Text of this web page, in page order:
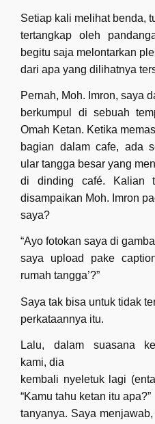
Setiap kali melihat benda,
tertangkap oleh
begitu saja melontarkan
dari apa yang dilihatnya
Pernah, Moh. Imron, saya
berkumpul di sebuah
Omah Ketan. Ketika
bagian dalam cafe, ada
ular tangga besar yang
di dinding café. Kalian
disampaikan Moh. Imron
saya?
“Ayo fotokan saya di
saya upload pake
rumah tangga’?”
Saya tak bisa untuk tidak
perkataannya itu.
Lalu, dalam suasana
kami, dia
kembali nyeletuk lagi
“Kamu tahu ketan itu apa?”
tanyanya. Saya menjawab,